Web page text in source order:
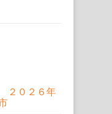
２０２６年